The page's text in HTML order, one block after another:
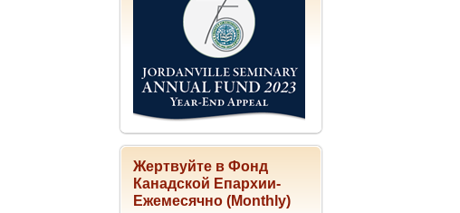
Жертвуйте в Фонд
Канадской Епархии-
Ежемесячно (Monthly)